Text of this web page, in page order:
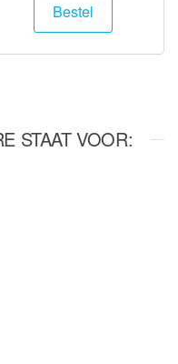
Bestel
STAAT VOOR: